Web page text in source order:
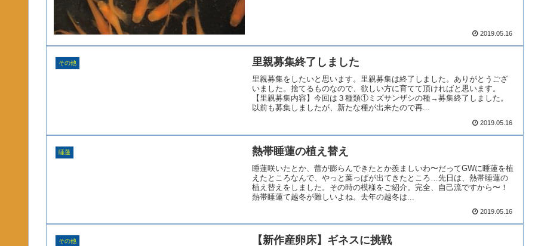
2019.05.16
その他 里親募集終了しました
里親募集をしたいと思います。里親募集は終了しました。ありがとうござ
いました。捨てるものなので、欲しい方に育てて頂ければと思います。
【里親募集内容】今回は３種類①ミズサンザシの種→募集終了しました。
以前も募集しましたが、新たな種が出来たので再...
2019.05.16
睡蓮 熱帯睡蓮の植え替え
睡蓮咲いたとか、蕾が膨らんできたとか羨ましいわ〜だってGWに睡蓮を植
えたところなんで、やっと葉っぱが出てきたところ…先日は、熱帯睡蓮の
植え替えをしました。その時の模様をご紹介。完全、自己流ですから〜！
熱帯睡蓮て越冬が難しいよね。去年の越冬は...
2019.05.16
その他 【新作産卵床】ギネスに挑戦